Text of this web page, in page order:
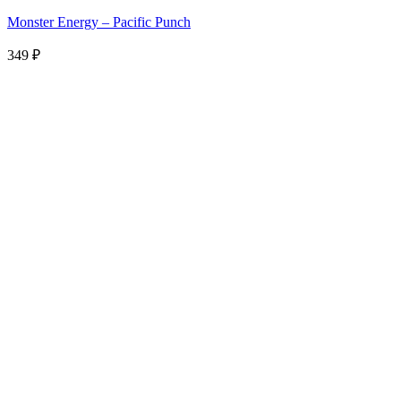
Monster Energy – Pacific Punch
349 ₽